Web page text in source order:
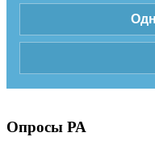
Опросы РА